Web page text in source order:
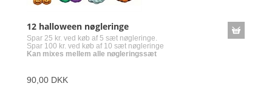
12 halloween nøgleringe
Spar 25 kr. ved køb af 5 sæt nøgleringe.
Spar 100 kr. ved køb af 10 sæt nøgleringe
Kan mixes mellem alle nøgleringssæt
90,00 DKK